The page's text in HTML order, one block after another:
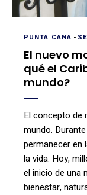
PUNTA CANA -
El nuevo
qué el
mundo?
El concepto de
mundo.
permanecer en
la vida. Hoy,
el inicio de una
bienestar,